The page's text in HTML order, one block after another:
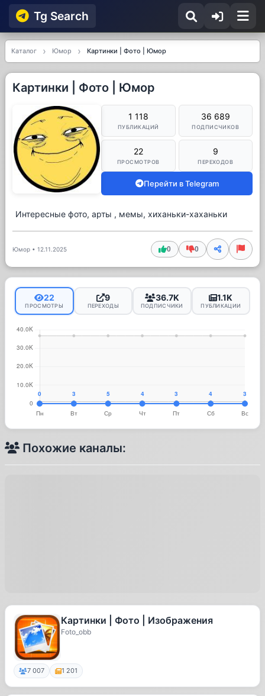
Tg Searсh
Каталог Юмор Картинки | Фото | Юмор
Картинки | Фото | Юмор
1 118
ПУБЛИКАЦИЙ
36 689
ПОДПИСЧИКОВ
22
ПРОСМОТРОВ
9
ПЕРЕХОДОВ
Перейти в Telegram
Интересные фото, арты , мемы, хиханьки-хаханьки
Юмор • 12.11.2025 0 0
22
ПРОСМОТРЫ
9
ПЕРЕХОДЫ
36.7K
ПОДПИСЧИКИ
1.1K
ПУБЛИКАЦИИ
Похожие каналы:
Картинки | Фото | Изображения
Foto_obb
7 007 1 201